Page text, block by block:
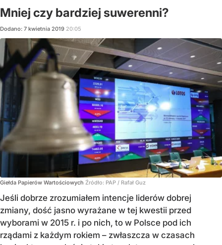
Mniej czy bardziej suwerenni?
Dodano: 7 kwietnia 2019 20:05
Giełda Papierów Wartościowych Źródło: PAP / Rafał Guz
Jeśli dobrze zrozumiałem intencje liderów dobrej
zmiany, dość jasno wyrażane w tej kwestii przed
wyborami w 2015 r. i po nich, to w Polsce pod ich
rządami z każdym rokiem – zwłaszcza w czasach